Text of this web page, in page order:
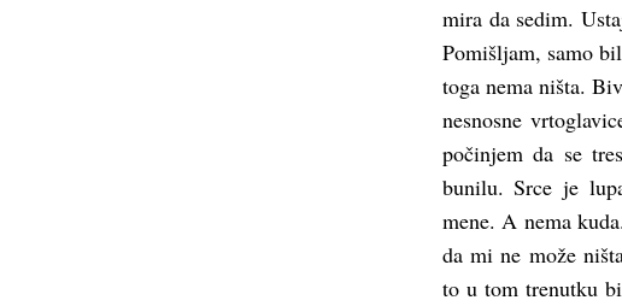
mira da sedim.
Pomišljam, samo
toga nema ništa.
nesnosne
počinjem da se
bunilu. Srce je
mene. A nema
da mi ne može
to u tom trenutku